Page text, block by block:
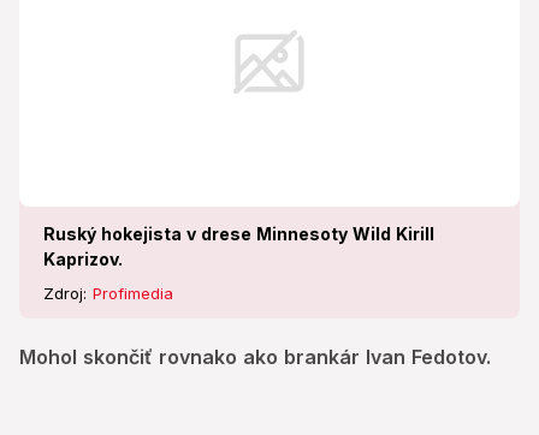
Ruský hokejista v drese Minnesoty Wild Kirill
Kaprizov.
Zdroj: Profimedia
Mohol skončiť rovnako ako brankár Ivan Fedotov.